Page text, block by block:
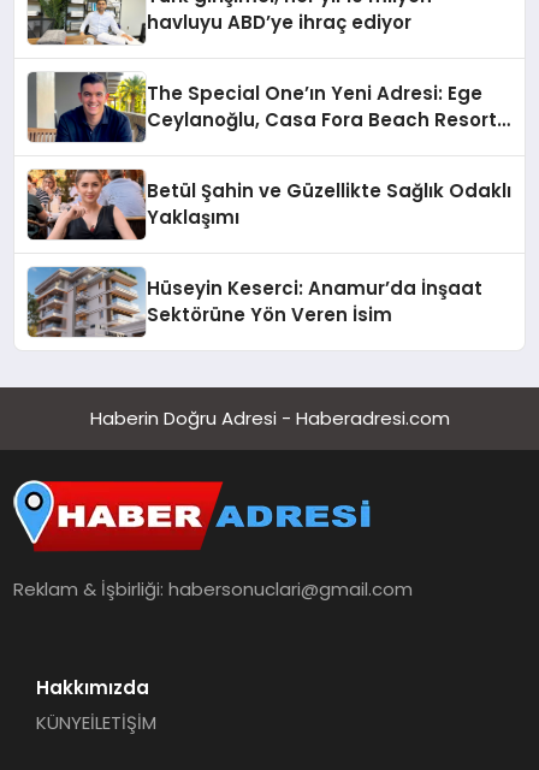
havluyu ABD’ye ihraç ediyor
The Special One’ın Yeni Adresi: Ege
Ceylanoğlu, Casa Fora Beach Resort
Betül Şahin ve Güzellikte Sağlık Odaklı
Yaklaşımı
Hüseyin Keserci: Anamur’da İnşaat
Sektörüne Yön Veren İsim
Haberin Doğru Adresi - Haberadresi.com
Reklam & İşbirliği:habersonuclari@gmail.com
Hakkımızda
KÜNYEİLETİŞİM